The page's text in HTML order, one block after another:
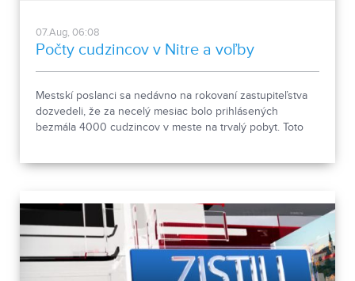
07.Aug, 06:08
Počty cudzincov v Nitre a voľby
Mestskí poslanci sa nedávno na rokovaní zastupiteľstva
dozvedeli, že za necelý mesiac bolo prihlásených
bezmála 4000 cudzincov v meste na trvalý pobyt. Toto